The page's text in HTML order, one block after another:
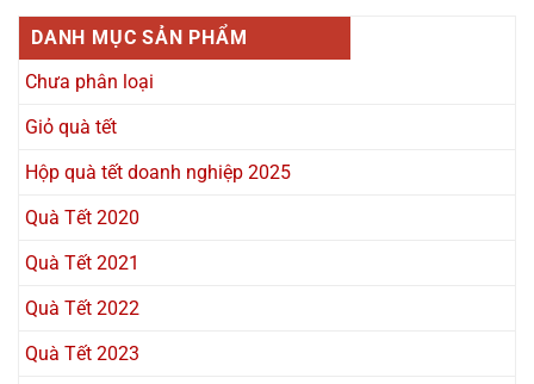
DANH MỤC SẢN PHẨM
Chưa phân loại
Giỏ quà tết
Hộp quà tết doanh nghiệp 2025
Quà Tết 2020
Quà Tết 2021
Quà Tết 2022
Quà Tết 2023